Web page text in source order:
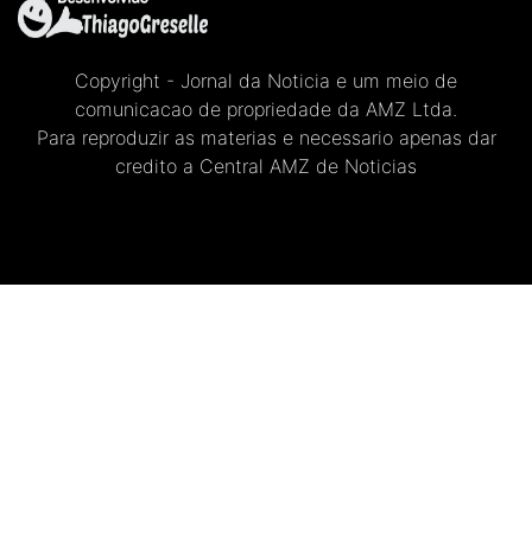
Copyright - Jornal da Noticia e um meio de
comunicacao de propriedade da AMZ Ltda.
Para reproduzir as materias e necessario apenas dar
credito a Central AMZ de Noticias